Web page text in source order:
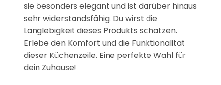
sie besonders elegant und ist darüber hinaus
sehr widerstandsfähig. Du wirst die
Langlebigkeit dieses Produkts schätzen.
Erlebe den Komfort und die Funktionalität
dieser Küchenzeile. Eine perfekte Wahl für
dein Zuhause!